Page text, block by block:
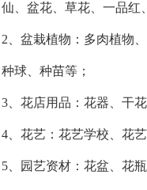
仙、盆花、草花、一品红
2、盆栽植物：多肉植物
种球、种苗等；
3、花店用品：花器、干
4、花艺：花艺学校、花
5、园艺资材：花盆、花